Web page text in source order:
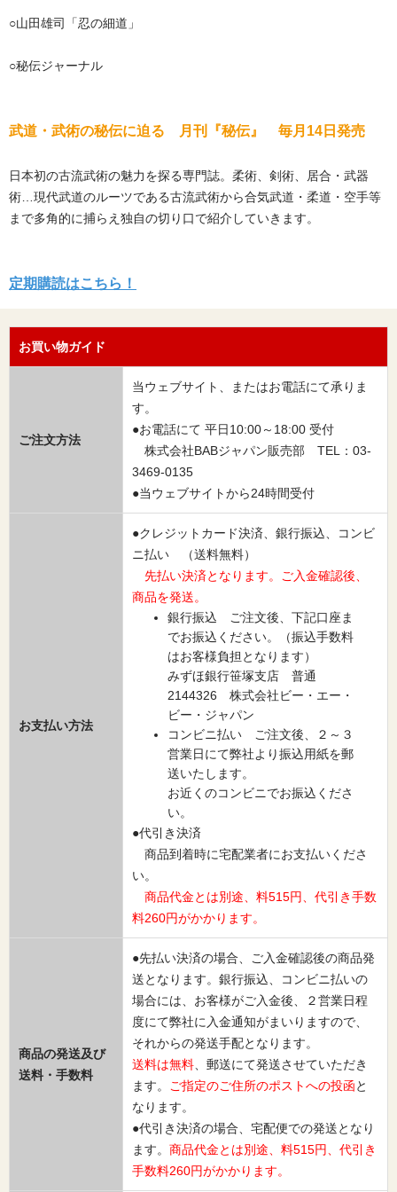
○山田雄司「忍の細道」
○秘伝ジャーナル
武道・武術の秘伝に迫る 月刊『秘伝』 毎月14日発売
日本初の古流武術の魅力を探る専門誌。柔術、剣術、居合・武器
術…現代武道のルーツである古流武術から合気武道・柔道・空手等
まで多角的に捕らえ独自の切り口で紹介していきます。
定期購読はこちら！
お買い物ガイド
ご注文方法
当ウェブサイト、またはお電話にて承りま
す。
●お電話にて 平日10:00～18:00 受付
株式会社BABジャパン販売部 TEL：03-
3469-0135
●当ウェブサイトから24時間受付
お支払い方法
●クレジットカード決済、銀行振込、コンビ
ニ払い （送料無料）
先払い決済となります。ご入金確認後、
商品を発送。
銀行振込 ご注文後、下記口座ま
でお振込ください。（振込手数料
はお客様負担となります）
みずほ銀行笹塚支店 普通
2144326 株式会社ビー・エー・
ビー・ジャパン
コンビニ払い ご注文後、２～３
営業日にて弊社より振込用紙を郵
送いたします。
お近くのコンビニでお振込くださ
い。
●代引き決済
商品到着時に宅配業者にお支払いくださ
い。
商品代金とは別途、料515円、代引き手数
料260円がかかります。
商品の発送及び
送料・手数料
●先払い決済の場合、ご入金確認後の商品発
送となります。銀行振込、コンビニ払いの
場合には、お客様がご入金後、２営業日程
度にて弊社に入金通知がまいりますので、
それからの発送手配となります。
送料は無料 、郵送にて発送させていただき
ます。
ご指定のご住所のポストへの投函と
なります。
●代引き決済の場合、宅配便での発送となり
ます。 商品代金とは別途、料515円、代引き
手数料260円がかかります。